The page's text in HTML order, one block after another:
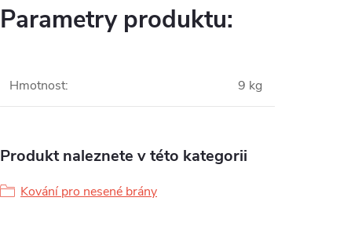
Parametry produktu:
Hmotnost: 9 kg
Produkt naleznete v této kategorii
Kování pro nesené brány